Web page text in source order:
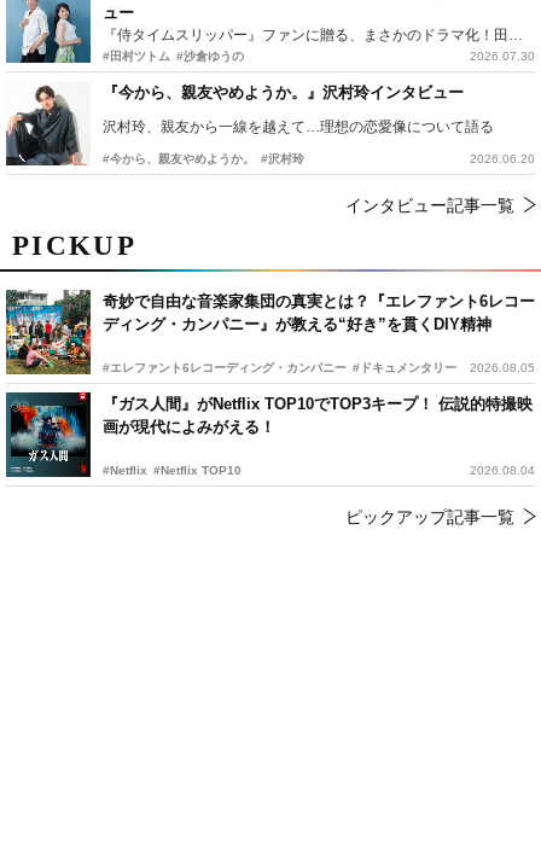
PICKUP
奇妙で自由な音楽家集団の真実とは？『エレファント6レコー
ディング・カンパニー』が教える“好き”を貫くDIY精神
#エレファント6レコーディング・カンパニー #ドキュメンタリー 2026.08.05
『ガス人間』がNetflix TOP10でTOP3キープ！ 伝説的特撮映
画が現代によみがえる！
#Netflix #Netflix TOP10 2026.08.04
ピックアップ記事一覧
ュー
『侍タイムスリッパー』ファンに贈る、まさかのドラマ化！田村ツトム×沙倉ゆうのが語る『心配無用ノ介』撮影秘話
#田村ツトム #沙倉ゆうの 2026.07.30
『今から、親友やめようか。』沢村玲インタビュー
沢村玲、親友から一線を越えて…理想の恋愛像について語る
#今から、親友やめようか。 #沢村玲 2026.06.20
インタビュー記事一覧